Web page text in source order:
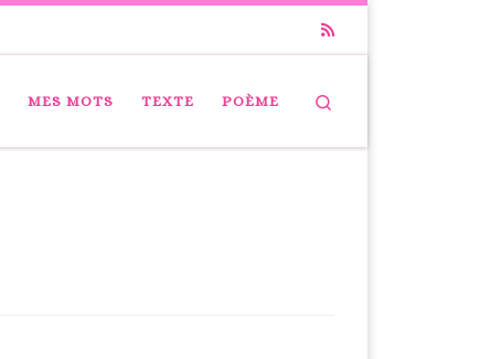
MES MOTS TEXTE POÈME